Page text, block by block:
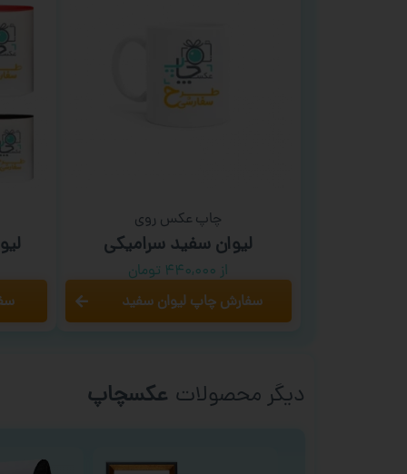
چاپ عکس روی
لیوان سفید سرامیکی
از ۴۴۰,۰۰۰ تومان
سفارش چاپ لیوان سفید
دیگر محصولات عکسچاپ